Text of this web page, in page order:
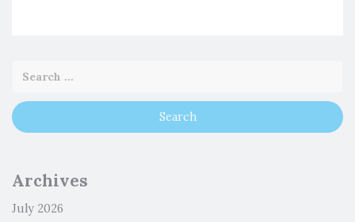
Archives
July 2026